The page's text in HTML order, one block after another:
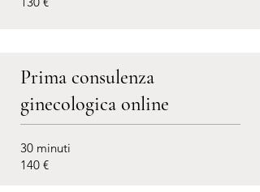
Prima consulenza
ginecologica online
30 minuti
140 €